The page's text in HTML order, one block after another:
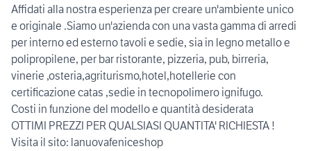
Affidati alla nostra esperienza per creare un'ambiente unico
e originale .Siamo un'azienda con una vasta gamma di arredi
per interno ed esterno tavoli e sedie, sia in legno metallo e
polipropilene, per bar ristorante, pizzeria, pub, birreria,
vinerie ,osteria,agriturismo,hotel,hotellerie con
certificazione catas ,sedie in tecnopolimero ignifugo.
Costi in funzione del modello e quantità desiderata
OTTIMI PREZZI PER QUALSIASI QUANTITA' RICHIESTA !
Visita il sito: lanuovafeniceshop